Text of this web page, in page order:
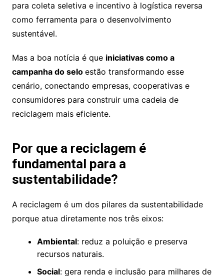
para coleta seletiva e incentivo à logística reversa
como ferramenta para o desenvolvimento
sustentável.
Mas a boa notícia é que iniciativas como a
campanha do selo estão transformando esse
cenário, conectando empresas, cooperativas e
consumidores para construir uma cadeia de
reciclagem mais eficiente.
Por que a reciclagem é
fundamental para a
sustentabilidade?
A reciclagem é um dos pilares da sustentabilidade
porque atua diretamente nos três eixos:
Ambiental: reduz a poluição e preserva
recursos naturais.
Social: gera renda e inclusão para milhares de